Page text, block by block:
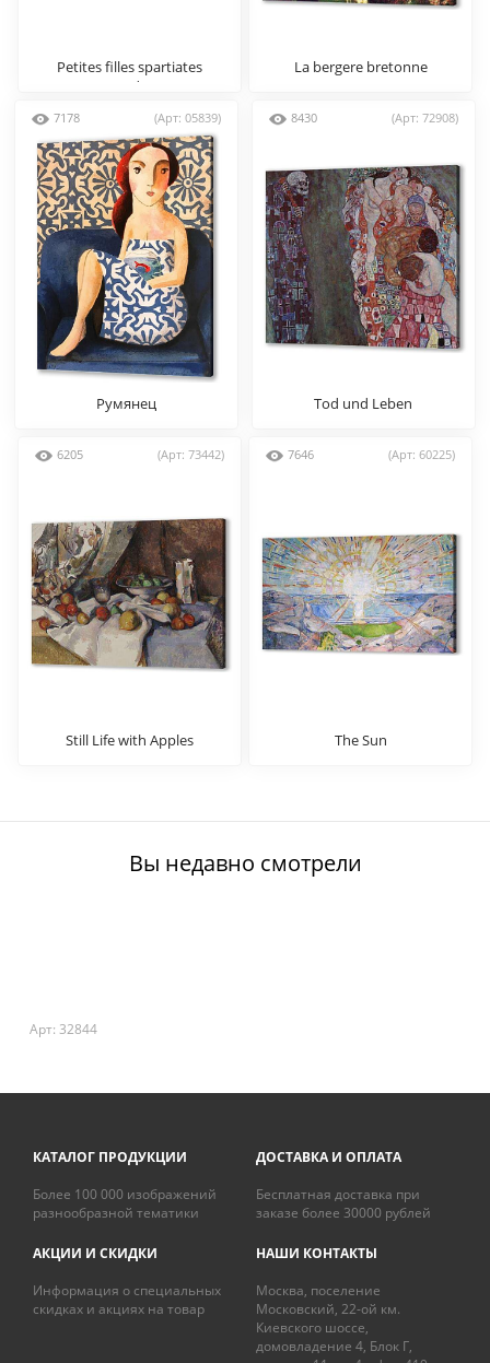
Petites filles spartiates
provoquant des garcons
La bergere bretonne
7178 (Арт: 05839)
Румянец
8430 (Арт: 72908)
Tod und Leben
6205 (Арт: 73442)
Still Life with Apples
7646 (Арт: 60225)
The Sun
Вы недавно смотрели
Арт: 32844
КАТАЛОГ ПРОДУКЦИИ
Более 100 000 изображений
разнообразной тематики
ДОСТАВКА И ОПЛАТА
Бесплатная доставка при
заказе более 30000 рублей
АКЦИИ И СКИДКИ
Информация о специальных
скидках и акциях на товар
НАШИ КОНТАКТЫ
Москва, поселение
Московский, 22-ой км.
Киевского шоссе,
домовладение 4, Блок Г,